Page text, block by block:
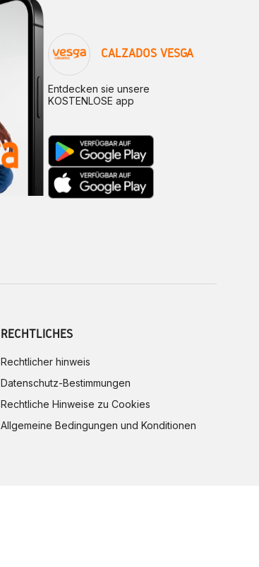
CALZADOS VESGA
Entdecken sie unsere
KOSTENLOSE app
RECHTLICHES
Rechtlicher hinweis
Datenschutz-Bestimmungen
Rechtliche Hinweise zu Cookies
Allgemeine Bedingungen und Konditionen